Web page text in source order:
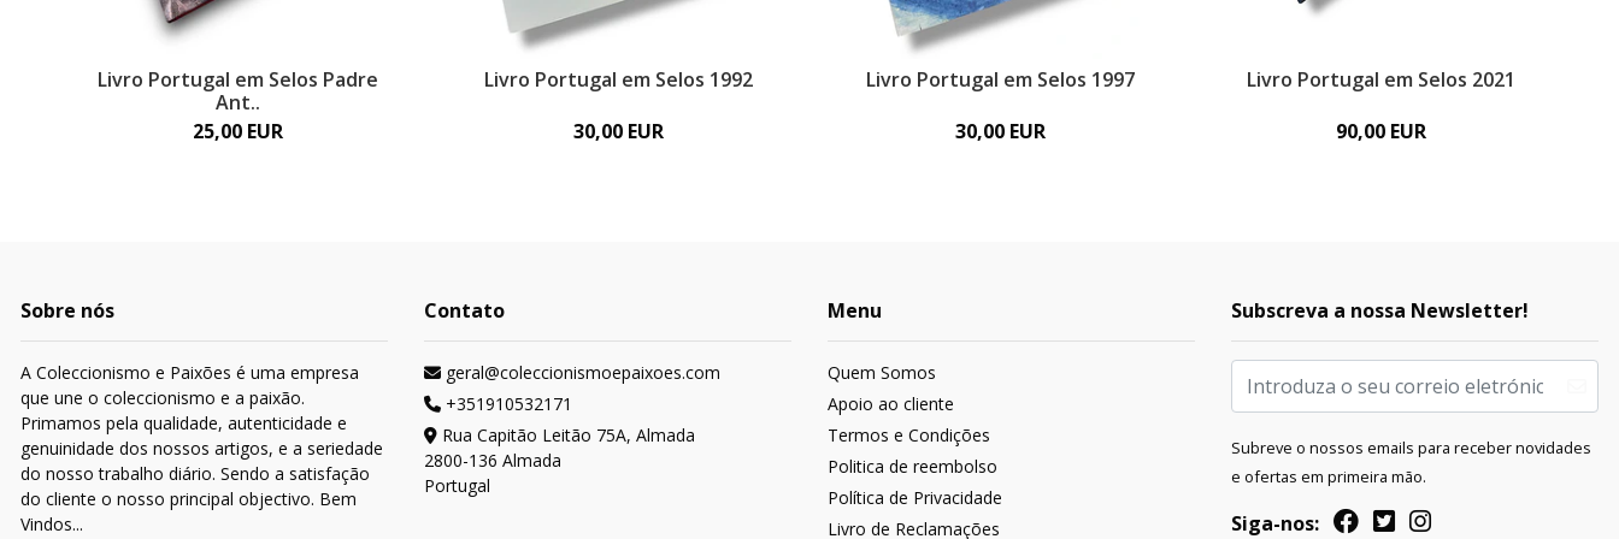
Livro Portugal em Selos Padre
Ant..
25,00 EUR
Livro Portugal em Selos 1992
30,00 EUR
Livro Portugal em Selos 1997
30,00 EUR
Livro Portugal em Selos 2021
90,00 EUR
Sobre nós
A Coleccionismo e Paixões é uma empresa
que une o coleccionismo e a paixão.
Primamos pela qualidade, autenticidade e
genuinidade dos nossos artigos, e a seriedade
do nosso trabalho diário. Sendo a satisfação
do cliente o nosso principal objectivo. Bem
Vindos...
Contato
geral@coleccionismoepaixoes.com
+351910532171
Rua Capitão Leitão 75A, Almada
2800-136 Almada
Portugal
Menu
Quem Somos
Apoio ao cliente
Termos e Condições
Politica de reembolso
Política de Privacidade
Livro de Reclamações
Subscreva a nossa Newsletter!
Subreve o nossos emails para receber novidades
e ofertas em primeira mão.
Siga-nos: